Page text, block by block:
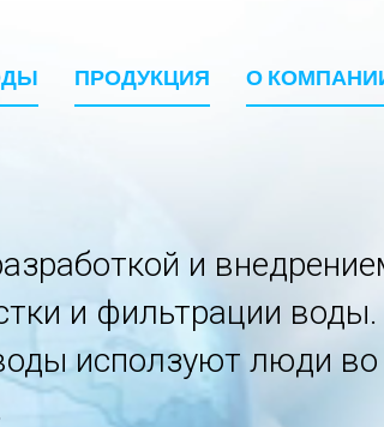
ПРОДУКЦИЯ О
и
и фильтрации
исползуют люди